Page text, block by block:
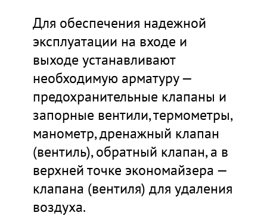
Для обеспечения надежной
эксплуатации на входе и
выходе устанавливают
необходимую арматуру —
предохранительные клапаны и
запорные вентили, термометры,
манометр, дренажный клапан
(вентиль), обратный клапан, а в
верхней точке экономайзера —
клапана (вентиля) для удаления
воздуха.